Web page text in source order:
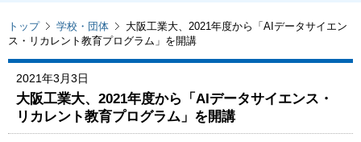
トップ 学校・団体
大阪工業大、2021年度から「AIデータサイエン
ス・リカレント教育プログラム」を開講
2021年3月3日
大阪工業大、2021年度から「AIデータサイエンス・
リカレント教育プログラム」を開講